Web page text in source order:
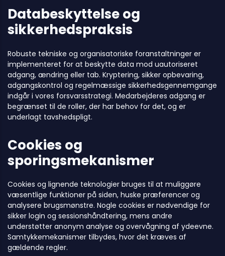
Databeskyttelse og
sikkerhedspraksis
Robuste tekniske og organisatoriske foranstaltninger er
implementeret for at beskytte data mod uautoriseret
adgang, ændring eller tab. Kryptering, sikker opbevaring,
adgangskontrol og regelmæssige sikkerhedsgennemgange
indgår i vores forsvarsstrategi. Medarbejderes adgang er
begrænset til de roller, der har behov for det, og er
underlagt tavshedspligt.
Cookies og
sporingsmekanismer
Cookies og lignende teknologier bruges til at muliggøre
væsentlige funktioner på siden, huske præferencer og
analysere brugsmønstre. Nogle cookies er nødvendige for
sikker login og sessionshåndtering, mens andre
understøtter anonym analyse og overvågning af ydeevne.
Samtykkemekanismer tilbydes, hvor det kræves af
gældende regler.